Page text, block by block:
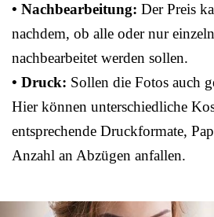
• Nachbearbeitung: Der Preis
nachdem, ob alle oder nur
nachbearbeitet werden sollen.
• Druck: Sollen die Fotos auch
Hier können unterschiedliche
entsprechende Druckformate,
Anzahl an Abzügen anfallen.